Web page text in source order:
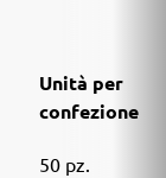
Unità per
confezione
50 pz.